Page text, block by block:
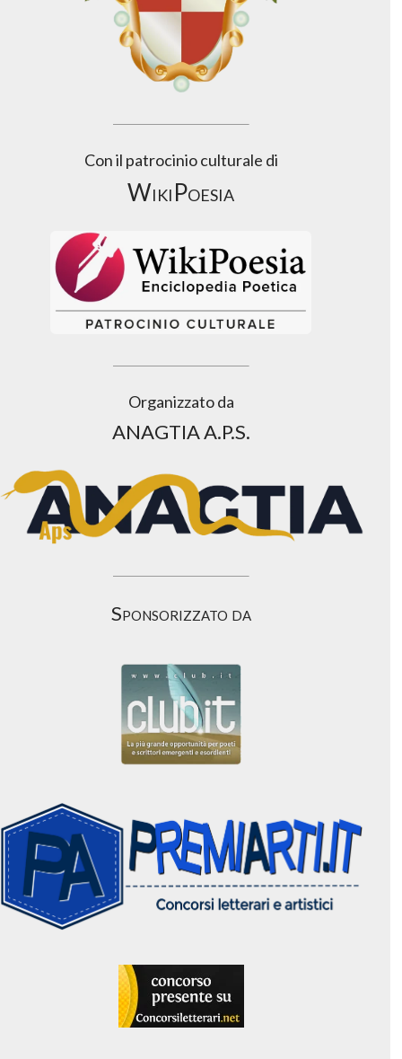
Con il patrocinio culturale di
WikiPoesia
Organizzato da
ANAGTIA A.P.S.
Sponsorizzato da